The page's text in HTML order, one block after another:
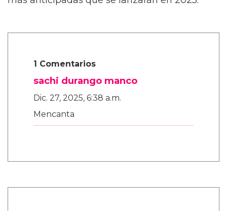
1 Comentarios
sachi durango manco
Dic. 27, 2025, 6:38 a.m.
Mencanta